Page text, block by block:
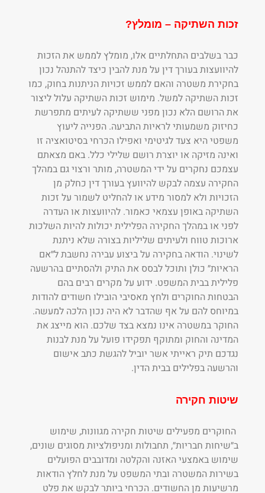
זכות השתיקה – מומלץ?
כבר בשלבים התחלתיים אלו, מומלץ לממש את הזכות
להיוועצות בעורך דין על מנת להבין כיצד להתנהל נכון
בחקירת משטרה והאם לממש זכויות הניתנות בחוק, כמו
זכות השתיקה למשל. מימוש זכות השתיקה עלול ליצור
את הרושם הלא נכון מפני ששתיקה לעיתים מתפרשת
כחיזוק משמעותי לראיות התביעה. הפנייה ליעוץ
משפטי היא צעד לגיטימי ואפילו הכרחי בסיטואציה זו
ואינה מזיקה או יוצרת רושם שלילי כלל. באם מצאתם
עצמכם נחקרים על ידי המשטרה, מותר ורצוי גם במהלך
החקירה עצמה לבקש להיוועץ בעורך דין כחלק מן
הזכויות ולא למסור מידע או להחליט לשמור על זכות
השתיקה באופן עצמאי כאמור. להיוועצות או העדרה
לפני או במהלך החקירה הפלילית יכולות להיות השלכות
ארוכות טווח ולעיתים שליליות בצורה שלא ניתנת
לשינוי. הודאה בחקירה על ביצוע עבירה נחשבת ל״אם
הראיות״ כולן ותוכל לבסס את התיק ולהסתיים בהרשעה
פלילית בבית המשפט. ידוע על מקרים רבים בהם
הבטחות החוקרים ולחץ מאסיבי הובילו חשודים להודות
במיוחס להם על אף שהדבר לא היה נכון הלכה למעשה.
החוקר במשטרה אינו נמצא בצד שלכם. הוא מייצג את
המדינה והחוק ומתוקף תפקידו פועל על מנת לבנות
נגדכם תיק ראייתי אשר יוביל להגשת כתב אישום
והרשעה בפלילים בבית הדין.
שיטות חקירה
החוקרים מפעילים שיטות חקירה מגוונות, שימוש
ב״שיחות חבריות״, תחבולות ומניפולציות מסוגים שונים,
שימוש באמצעי האזנה והקלטה ומדובבים הפועלים
בשירות המשטרה ובתי המשפט על מנת לחלץ הודאות
מרשיעות מן החשודים. הכרחי ביותר לבקש את פלט